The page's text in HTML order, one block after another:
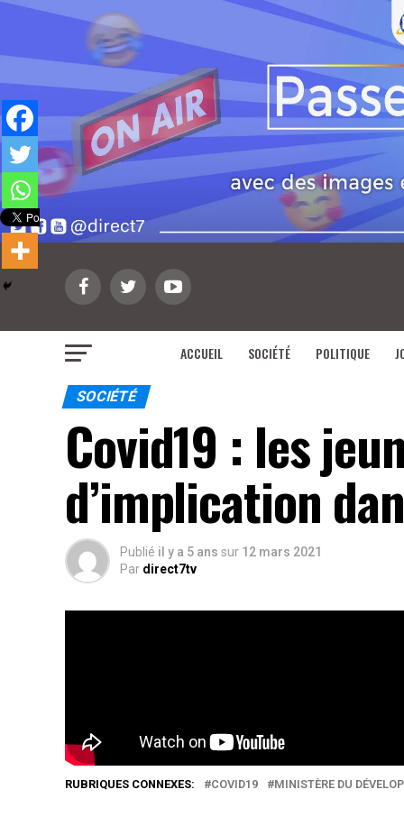
ACCUEIL SOCIÉTÉ POLITIQUE
SOCIÉTÉ
Covid19 : les
d’implication
Publié il y a 5 ans sur 12 mars 2021
Par direct7tv
RUBRIQUES CONNEXES: COVID19 MINISTÈRE DU